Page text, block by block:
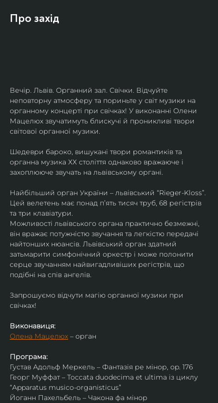
Про захід
Вечір. Львів. Органний зал. Свічки. Відчуйте
неповторну атмосферу та пориньте у світ музики на
органному концерті при свічках! У виконанні Олени
Мацелюх звучатимуть блискучі й проникливі твори
світової органної музики.
Шедеври бароко, вишукані твори романтиків та
органна музика ХХ століття однаково вражаюче і
захоплююче звучать на львівському органі.
Найбільший орган України – львівський “Rieger-Kloss”.
Цей велетень має понад пʼять тисяч труб, 68 регістрів
та три клавіатури.
Можливості львівського органа практично безмежні,
він вражає потужністю звучання та легкістю передачі
найтонших нюансів. Львівський орган здатний
затьмарити симфонічний оркестр і може полонити
серце звучанням найвигадливіших регістрів, що
подібні на спів ангелів.
Запрошуємо відчути магію органної музики при
свічках!
Виконавиця:
Олена Мацелюх – орган
Програма:
Густав Адольф Меркель – Фантазія ре мінор, op. 176
Георг Муффат – Toccata duodecima et ultima із циклу
“Apparatus musico-organisticus”
Йоганн Пахельбель – Чакона фа мінор